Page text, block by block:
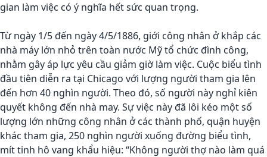
gian làm việc có ý nghĩa hết sức quan trọng.
Từ ngày 1/5 đến ngày 4/5/1886, giới công nhân ở khắp các
nhà máy lớn nhỏ trên toàn nước Mỹ tổ chức đình công,
nhằm gây áp lực yêu cầu giảm giờ làm việc. Cuộc biểu tình
đầu tiên diễn ra tại Chicago với lượng người tham gia lên
đến hơn 40 nghìn người. Theo đó, số người này nghỉ kiên
quyết không đến nhà may. Sự việc này đã lôi kéo một số
lượng lớn những công nhân ở các thành phố, quận huyện
khác tham gia, 250 nghìn người xuống đường biểu tình,
mít tinh hô vang khẩu hiệu: “Không người thợ nào làm quá